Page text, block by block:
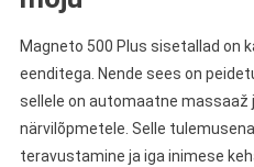
Magneto 500 Plus sisetallad on
eenditega. Nende sees on
sellele on automaatne massaaž
närvilõpmetele. Selle
teravustamine ja iga inimese